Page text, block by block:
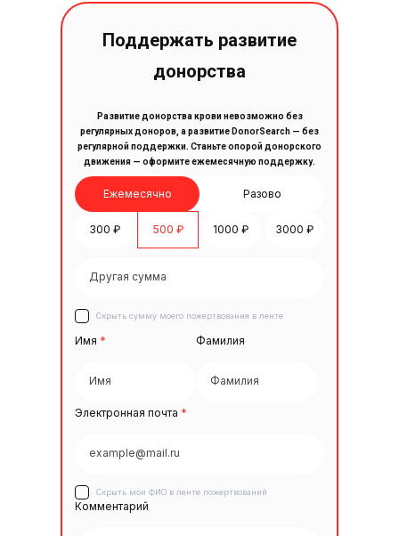
Поддержать развитие
донорства
Развитие донорства крови невозможно без
регулярных доноров, а развитие DonorSearch — без
регулярной поддержки. Станьте опорой донорского
движения — оформите ежемесячную поддержку.
Ежемесячно Разово
300 ₽ 500 ₽ 1000 ₽ 3000 ₽
Скрыть сумму моего пожертвования в ленте
Имя * Фамилия
Электронная почта *
Скрыть мои ФИО в ленте пожертвований
Комментарий